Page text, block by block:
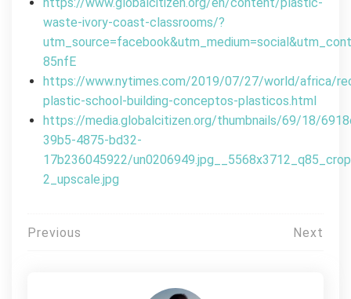
https://www.globalcitizen.org/en/content/plastic-
waste-ivory-coast-classrooms/?
85nfE
https://www.nytimes.com/2019/07/27/world/africa/
plastic-school-building-conceptos-plasticos.html
https://media.globalcitizen.org/thumbnails/69/18/
39b5-4875-bd32-
17b236045922/
2_upscale.jpg
Πλοήγηση
Previous Next